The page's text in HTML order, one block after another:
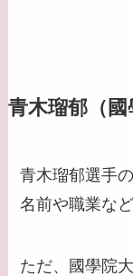
青木瑠郁（
青木瑠郁選手
名前や職業な
ただ、國學院